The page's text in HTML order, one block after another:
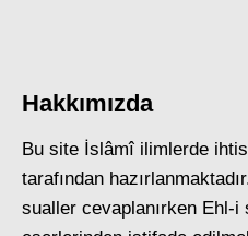
Hakkımızda
Bu site İslâmî ilimlerde
tarafından
sualler cevaplanırken Ehl-i